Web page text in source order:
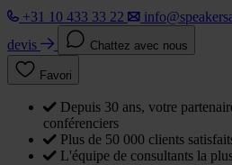
+31 10 433 33 22
devis
Chattez avec nous
Favori
Depuis 30 ans, votre
conférenciers
Plus de 50 000 clients
L'équipe de consultants la